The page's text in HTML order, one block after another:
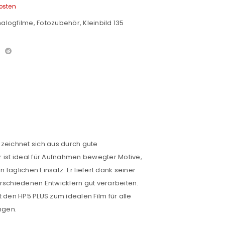
Passworts wird an deine E-
, Fotozubehör,Kleinbild 135
sich aus durch gute
ideal für Aufnahmen bewegter Motive,
täglichen Einsatz. Er liefert dank seiner
Entwicklern gut verarbeiten.
HP5 PLUS zum idealen Film für alle